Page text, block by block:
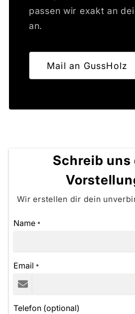
passen wir exakt an
an.
Mail an GussHolz
Schreib uns
Wir erstellen dir dein
Name *
Email *
Telefon (optional)